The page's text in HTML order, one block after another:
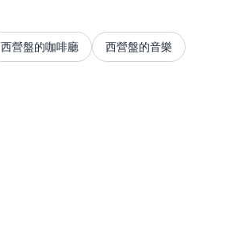
西營盤的咖啡廳 西營盤的音樂